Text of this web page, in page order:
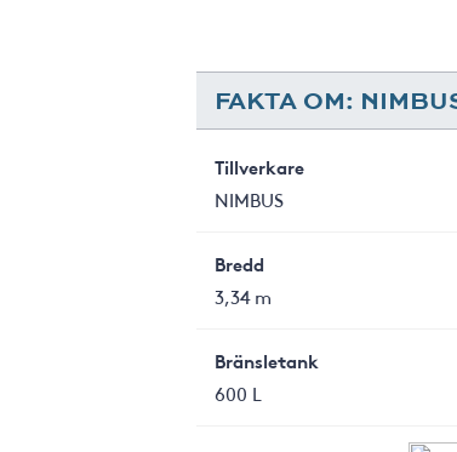
FAKTA OM:
Tillverkare
NIMBUS
Bredd
3,34 m
Bränsletank
600 L